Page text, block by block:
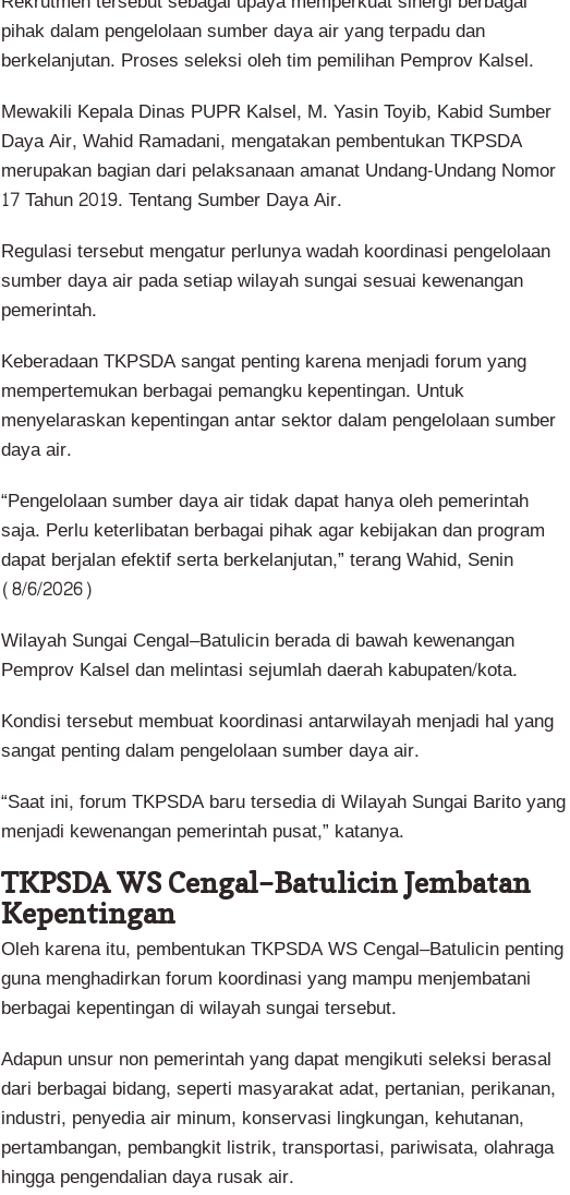
pihak dalam pengelolaan sumber daya air yang terpadu dan
berkelanjutan. Proses seleksi oleh tim pemilihan Pemprov Kalsel.
Mewakili Kepala Dinas PUPR Kalsel, M. Yasin Toyib, Kabid Sumber
Daya Air, Wahid Ramadani, mengatakan pembentukan TKPSDA
merupakan bagian dari pelaksanaan amanat Undang-Undang Nomor
17 Tahun 2019. Tentang Sumber Daya Air.
Regulasi tersebut mengatur perlunya wadah koordinasi pengelolaan
sumber daya air pada setiap wilayah sungai sesuai kewenangan
pemerintah.
Keberadaan TKPSDA sangat penting karena menjadi forum yang
mempertemukan berbagai pemangku kepentingan. Untuk
menyelaraskan kepentingan antar sektor dalam pengelolaan sumber
daya air.
“Pengelolaan sumber daya air tidak dapat hanya oleh pemerintah
saja. Perlu keterlibatan berbagai pihak agar kebijakan dan program
dapat berjalan efektif serta berkelanjutan,” terang Wahid, Senin
(8/6/2026)
Wilayah Sungai Cengal–Batulicin berada di bawah kewenangan
Pemprov Kalsel dan melintasi sejumlah daerah kabupaten/kota.
Kondisi tersebut membuat koordinasi antarwilayah menjadi hal yang
sangat penting dalam pengelolaan sumber daya air.
“Saat ini, forum TKPSDA baru tersedia di Wilayah Sungai Barito yang
menjadi kewenangan pemerintah pusat,” katanya.
TKPSDA WS Cengal–Batulicin Jembatan
Kepentingan
Oleh karena itu, pembentukan TKPSDA WS Cengal–Batulicin penting
guna menghadirkan forum koordinasi yang mampu menjembatani
berbagai kepentingan di wilayah sungai tersebut.
Adapun unsur non pemerintah yang dapat mengikuti seleksi berasal
dari berbagai bidang, seperti masyarakat adat, pertanian, perikanan,
industri, penyedia air minum, konservasi lingkungan, kehutanan,
pertambangan, pembangkit listrik, transportasi, pariwisata, olahraga
hingga pengendalian daya rusak air.